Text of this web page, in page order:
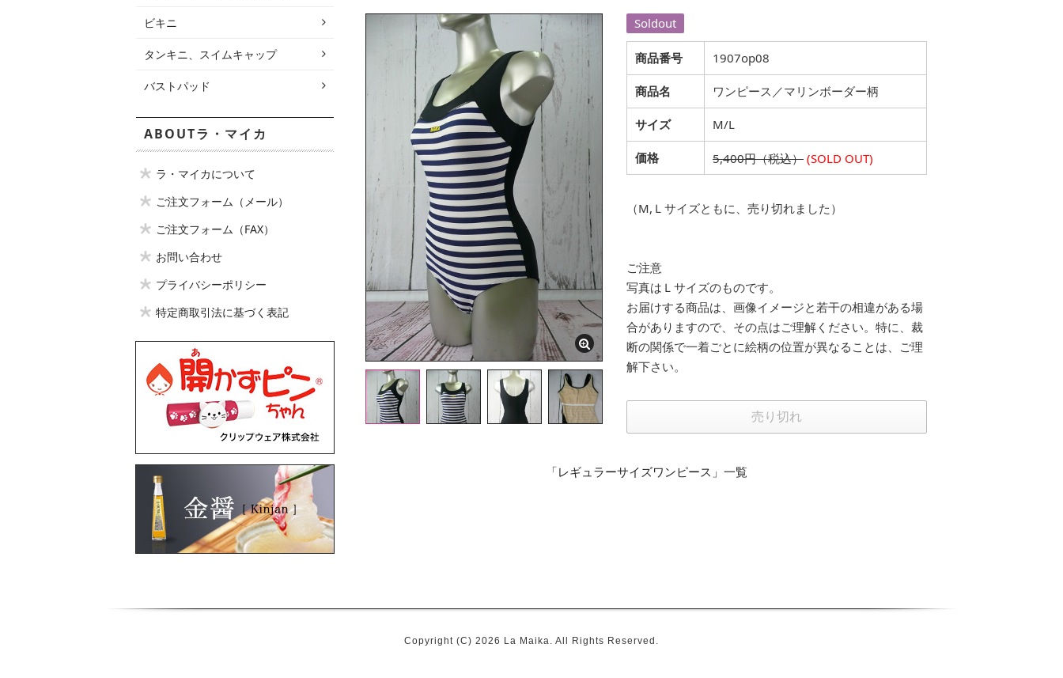
Soldout
商品番号 1907op08
商品名 ワンピース／マリンボーダー柄
サイズ M/L
価格 5,400円（税込） (SOLD OUT)
（M,Ｌサイズともに、売り切れました）
ご注意
写真はＬサイズのものです。
お届けする商品は、画像イメージと若干の相違がある場
合がありますので、その点はご理解ください。特に、裁
断の関係で一着ごとに絵柄の位置が異なることは、ご理
解下さい。
「レギュラーサイズワンピース」一覧
ビキニ
タンキニ、スイムキャップ
バストパッド
ABOUTラ・マイカ
ラ・マイカについて
ご注文フォーム（メール）
ご注文フォーム（FAX）
お問い合わせ
プライバシーポリシー
特定商取引法に基づく表記
Copyright (C) 2026 La Maika. All Rights Reserved.